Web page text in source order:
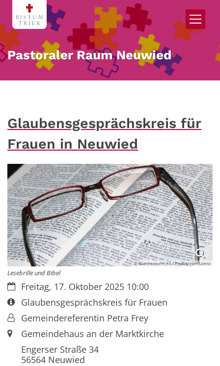
Zum Inhalt springen
Pastoraler Raum Neuwied
Glaubensgesprächskreis für
Frauen in Neuwied
© Buecherwurm_65 / Pixabay.com-Lizenz
Lesebrille und Bibel
Datum:Freitag, 17. Oktober 2025 10:00
Art bzw. Nummer:
Glaubensgesprächskreis für Frauen
Von:Gemeindereferentin Petra Frey
Ort:Gemeindehaus an der Marktkirche
Engerser Straße 34
56564Neuwied